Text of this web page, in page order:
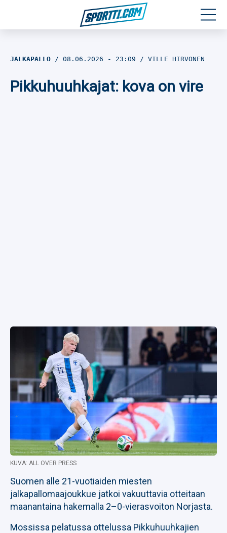
JALKAPALLO 08.06.2026 - 23:09 VILLE HIRVONEN
Pikkuhuuhkajat: kova on vire
KUVA: ALL OVER PRESS
Suomen alle 21-vuotiaiden miesten
jalkapallomaajoukkue jatkoi vakuuttavia otteitaan
maanantaina hakemalla 2–0-vierasvoiton Norjasta.
Mossissa pelatussa ottelussa Pikkuhuuhkajien